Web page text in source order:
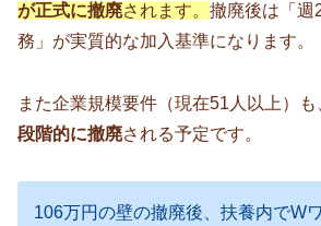
が正式に撤廃されます。 撤廃後は「週
務」が実質的な加入基準になります。
また企業規模要件（現在51人以上）も
段階的に撤廃される予定です。
106万円の壁の撤廃後、扶養内でW